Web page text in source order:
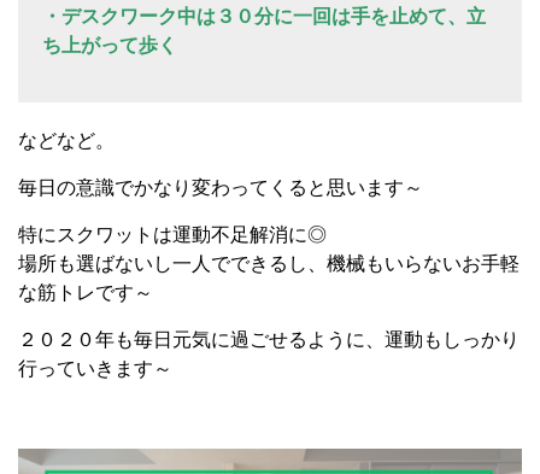
・デスクワーク中は３０分に一回は手を止めて、立
ち上がって歩く
などなど。
毎日の意識でかなり変わってくると思います～
特にスクワットは運動不足解消に◎
場所も選ばないし一人でできるし、機械もいらないお手軽
な筋トレです～
２０２０年も毎日元気に過ごせるように、運動もしっかり
行っていきます～